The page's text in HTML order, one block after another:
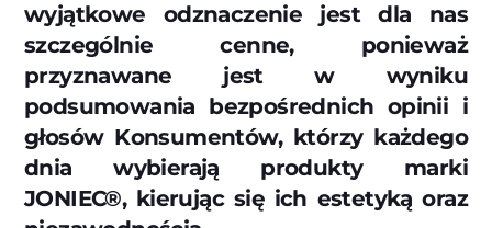
wyjątkowe odznaczenie jest dla nas
szczególnie cenne, ponieważ
przyznawane jest w wyniku
podsumowania bezpośrednich opinii i
głosów Konsumentów, którzy każdego
dnia wybierają produkty marki
JONIEC®, kierując się ich estetyką oraz